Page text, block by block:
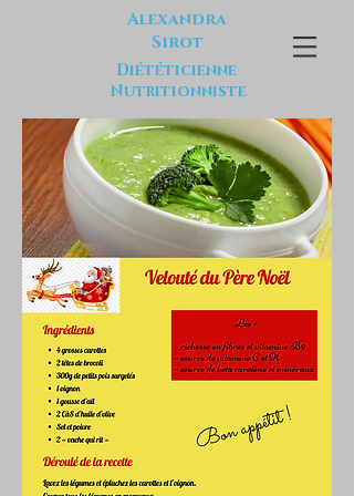
Alexandra
Sirot
Diététicienne
Nutritionniste